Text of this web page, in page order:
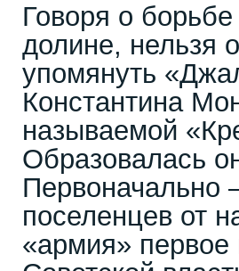
Говоря о
долине, нельзя
упомянуть
Константина
называемой
Образовалась
Первоначально
поселенцев от
«армия»